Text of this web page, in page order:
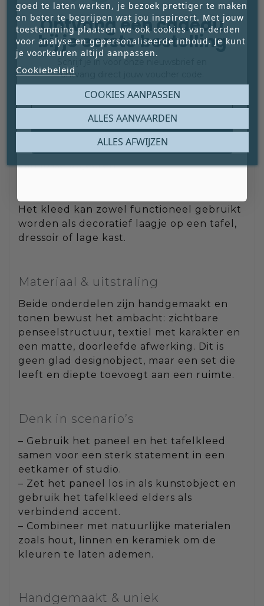
Het tafelkleed
Het tafelkleed (135 × 90 cm) sluit
inhoudelijk en visueel aan op het paneel.
De rode accenten keren subtiel terug in
het textiel en zorgen voor verbinding
tussen wand en tafel, zonder dat het
letterlijk wordt. Hierdoor ontstaat een
rustige, doordachte compositie in plaats
van losse objecten.
Het kleed kan zowel functioneel gebruikt
worden als decoratief laagje op een tafel,
dressoir of lage kast.
Materiaal & uitstraling
Beide onderdelen zijn handgemaakt en
tonen bewust het ambacht: zichtbare
penseelstructuur, textiel met karakter en
een matte, doorleefde afwerking. Dit is
geen glad designobject, maar een set die
leeft en diepte toevoegt aan een ruimte.
Denk in scenario’s
– Gebruik het paneel en het tafelkleed
samen voor een sterk statement in een
eetkamer of studio.
– Zet het paneel los in als kunstobject en
gebruik het tafelkleed elders als
verbindend accent.
– Combineer met natuurlijke materialen
zoals hout, linnen en keramiek om de
kleuren te laten ademen.
Handgemaakt & uniek
goed te laten werken, je bezoek prettiger te maken
en beter te begrijpen wat jou inspireert. Met jouw
toestemming plaatsen we ook cookies van derden
voor analyse en gepersonaliseerde inhoud. Je kunt
je voorkeuren altijd aanpassen.
Cookiebeleid
COOKIES AANPASSEN
ALLES AFWIJZEN
ALLES AANVAARDEN
Ontvang een cadeau
bij je eerste bestelling
ontvang direct jouw voucher code.
Claim mijn gratis cadeau